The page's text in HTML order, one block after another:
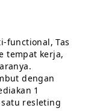
functional, Tas
tempat kerja,
dengan
1
resleting